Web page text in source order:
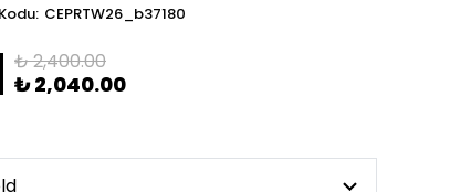
: CEPRTW26_b37180
₺ 2,400.00
₺ 2,040.00